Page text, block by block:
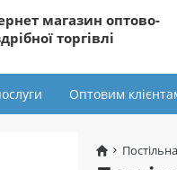
магазин оптово-
торгівлі
Оптовим